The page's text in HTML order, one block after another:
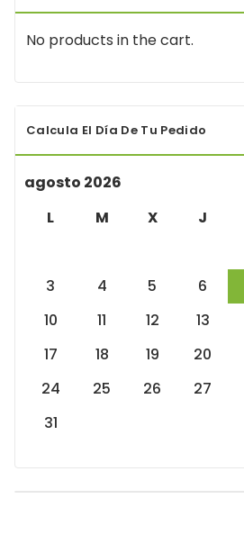
No products in the cart.
Calcula El Día De Tu Pedido
agosto 2026
L
M X J
3
4 5 6
10
11 12 13
17
18 19 20
24
25 26 27
31